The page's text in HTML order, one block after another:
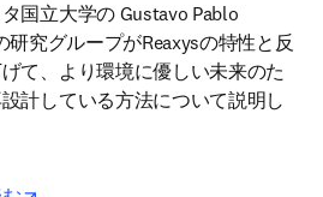
国立大学の Gustavo Pablo
究グループがReaxysの特性と反
て、より環境に優しい未来のた
計している方法について説明し